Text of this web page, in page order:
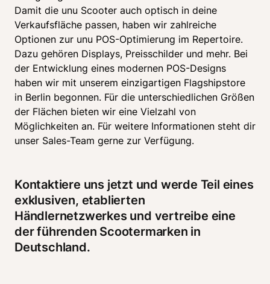
Damit die unu Scooter auch optisch in deine
Verkaufsfläche passen, haben wir zahlreiche
Optionen zur unu POS-Optimierung im Repertoire.
Dazu gehören Displays, Preisschilder und mehr. Bei
der Entwicklung eines modernen POS-Designs
haben wir mit unserem einzigartigen Flagshipstore
in Berlin begonnen. Für die unterschiedlichen Größen
der Flächen bieten wir eine Vielzahl von
Möglichkeiten an. Für weitere Informationen steht dir
unser Sales-Team gerne zur Verfügung.
Kontaktiere uns jetzt und werde Teil eines
exklusiven, etablierten
Händlernetzwerkes und vertreibe eine
der führenden Scootermarken in
Deutschland.